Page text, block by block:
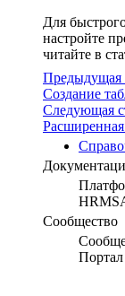
Для
настройте
читайте в
Предыдущая
Создание
Следующая
HRMS
Сообщество